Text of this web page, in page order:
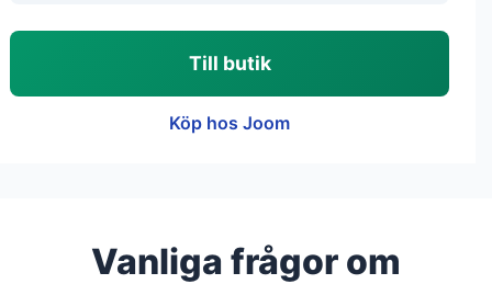
Till butik
Köp hos Joom
Vanliga frågor om